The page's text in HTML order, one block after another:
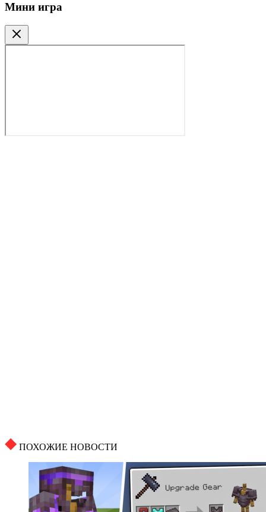
Мини игра
ПОХОЖИЕ НОВОСТИ